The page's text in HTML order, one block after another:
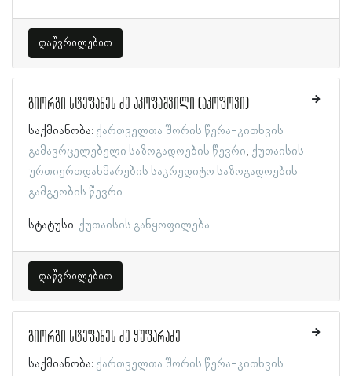
დაწვრილებით
გიორგი სტეფანეს ძე აკოფაშვილი (აკოფოვი)
საქმიანობა: ქართველთა შორის წერა-კითხვის
გამავრცელებელი საზოგადოების წევრი ქუთაისის
ურთიერთდახმარების საკრედიტო საზოგადოების
გამგეობის წევრი
სტატუსი: ქუთაისის განყოფილება
დაწვრილებით
გიორგი სტეფანეს ძე ყუფარაძე
საქმიანობა: ქართველთა შორის წერა-კითხვის